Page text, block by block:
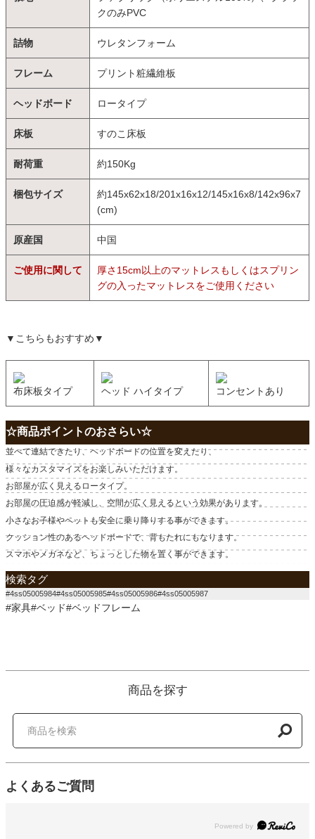
クのみPVC
詰物 ウレタンフォーム
フレーム プリント粧繊維板
ヘッドボード ロータイプ
床板 すのこ床板
耐荷重 約150Kg
梱包サイズ
約145x62x18/201x16x12/145x16x8/142x96x7
(cm)
原産国 中国
ご使用に関して
厚さ15cm以上のマットレスもしくはスプリン
グの入ったマットレスをご使用ください
▼こちらもおすすめ▼
布床板タイプ ヘッド ハイタイプ コンセントあり
☆商品ポイントのおさらい☆
並べて連結できたり、ヘッドボードの位置を変えたり、
様々なカスタマイズをお楽しみいただけます。
お部屋が広く見えるロータイプ。
お部屋の圧迫感が軽減し、空間が広く見えるという効果があります。
小さなお子様やペットも安全に乗り降りする事ができます。
クッション性のあるヘッドボードで、背もたれにもなります。
スマホやメガネなど、ちょっとした物を置く事ができます。
検索タグ
#4ss05005984#4ss05005985#4ss05005986#4ss05005987
#家具#ベッド#ベッドフレーム
商品を探す
よくあるご質問
Powered by